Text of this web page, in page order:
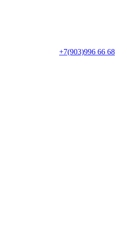
+7(903)996 66 68